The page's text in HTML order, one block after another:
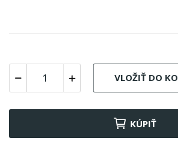
VLOŽIŤ DO
KÚPIŤ